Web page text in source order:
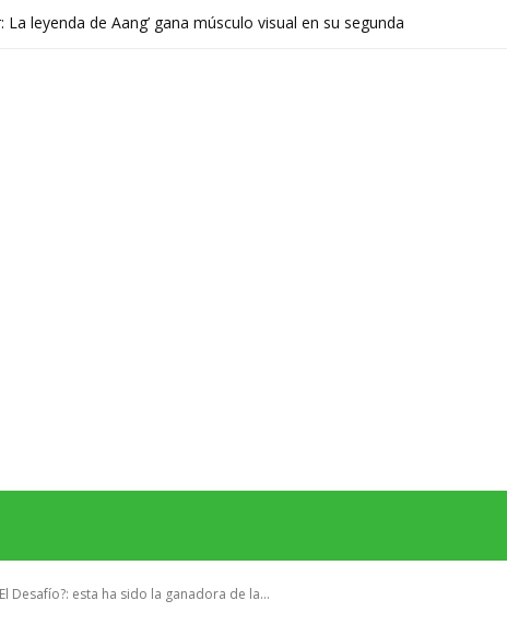
La leyenda de Aang’ gana músculo visual en su segunda
Desafío?: esta ha sido la ganadora de la...